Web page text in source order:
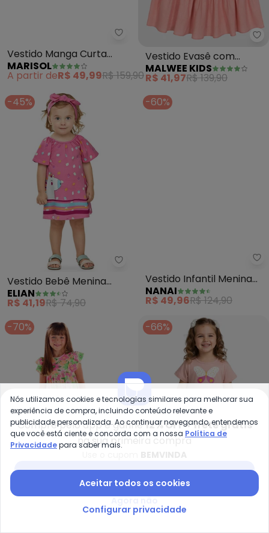
Marisol - Vestido Manga Curta
Vestido Manga Curta
Infantil Feminino (Rosa)
MARISOL
A partir deR$ 49,99R$ 159,90
Vestido Evasê com
Babados Menina (Rosa
Claro)
MALWEE KIDS
R$ 41,97R$ 139,90
-45%
Elian - Vestido Bebê Menina
Vestido Bebê Menina
com Faixa para Cabelo
(Rosa)
ELIAN
R$ 41,19R$ 74,90
-60%
Vestido Infantil Menina
Tropical (Rosa)
NANAI
R$ 49,96R$ 124,90
-70%
Quimby - Vestido Infantil
Vestido Infantil Cotton
A partir deR$ 35,97R$ 119,90
-66%
Vestido Infantil em
R$ 39,99R$ 119,99
Compre pelo app e ganhe12% OFF + frete grátis
na sua primeira compra
Nós utilizamos cookies e tecnologias similares para melhorar sua
experiência de compra, incluindo conteúdo relevante e
publicidade personalizada. Ao continuar navegando, entendemos
que você está ciente e concorda com a nossa Política de
Privacidadepara saber mais.
Aceitar todos os cookies
Configurar privacidade